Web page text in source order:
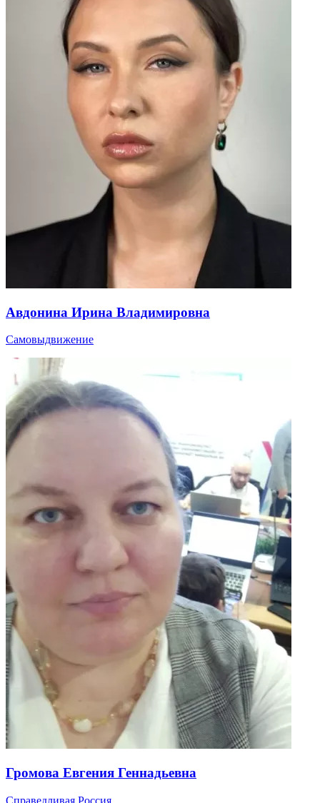
Авдонина Ирина Владимировна
Самовыдвижение
Громова Евгения Геннадьевна
Справедливая Россия